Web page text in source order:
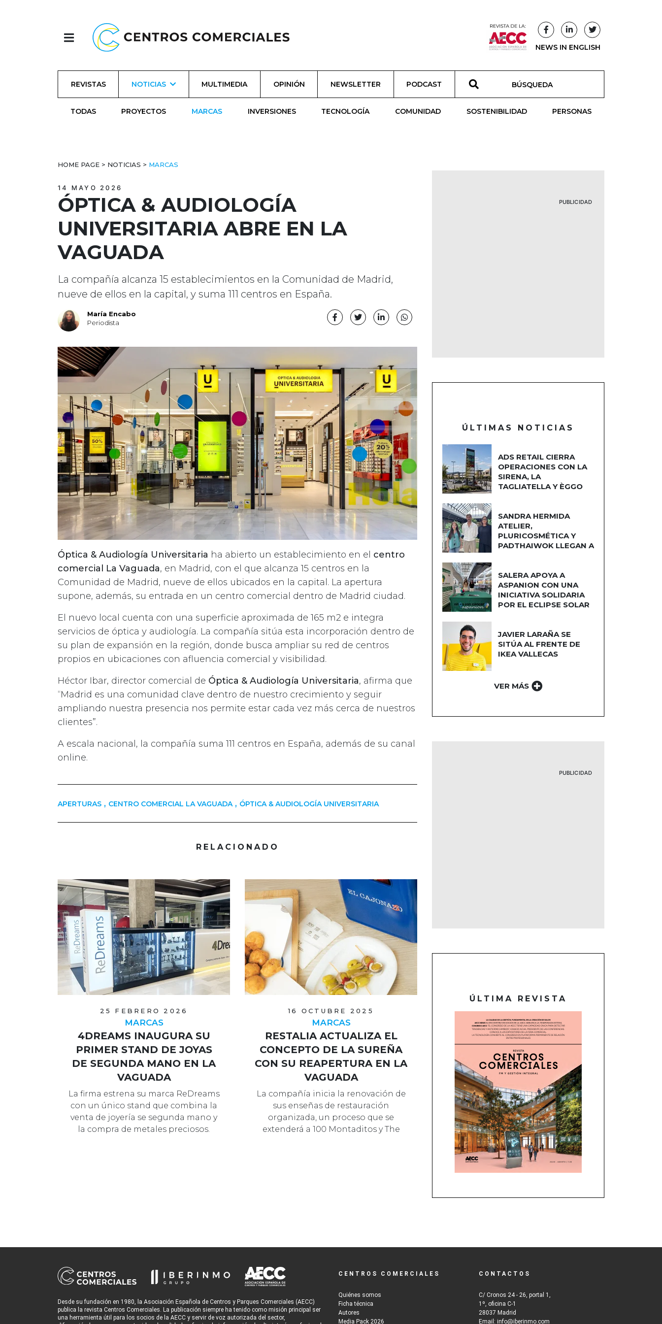
NEWS IN ENGLISH
REVISTAS NOTICIAS MULTIMEDIA OPINIÓN NEWSLETTER PODCAST
TODAS PROYECTOS MARCAS INVERSIONES TECNOLOGÍA COMUNIDAD SOSTENIBILIDAD PERSONAS
HOME PAGE > NOTICIAS > MARCAS
14 MAYO 2026
ÓPTICA & AUDIOLOGÍA
UNIVERSITARIA ABRE EN LA
VAGUADA
La compañía alcanza 15 establecimientos en la Comunidad de Madrid,
nueve de ellos en la capital, y suma 111 centros en España.
María Encabo
Periodista
Óptica & Audiología Universitaria ha abierto un establecimiento en el centro
comercial La Vaguada, en Madrid, con el que alcanza 15 centros en la
Comunidad de Madrid, nueve de ellos ubicados en la capital. La apertura
supone, además, su entrada en un centro comercial dentro de Madrid ciudad.
El nuevo local cuenta con una superficie aproximada de 165 m2 e integra
servicios de óptica y audiología. La compañía sitúa esta incorporación dentro de
su plan de expansión en la región, donde busca ampliar su red de centros
propios en ubicaciones con afluencia comercial y visibilidad.
Héctor Ibar, director comercial de Óptica & Audiología Universitaria, afirma que
“Madrid es una comunidad clave dentro de nuestro crecimiento y seguir
ampliando nuestra presencia nos permite estar cada vez más cerca de nuestros
clientes”.
A escala nacional, la compañía suma 111 centros en España, además de su canal
online.
APERTURAS , CENTRO COMERCIAL LA VAGUADA , ÓPTICA & AUDIOLOGÍA UNIVERSITARIA
RELACIONADO
25 FEBRERO 2026
MARCAS
4DREAMS INAUGURA SU
PRIMER STAND DE JOYAS
DE SEGUNDA MANO EN LA
VAGUADA
La firma estrena su marca ReDreams
con un único stand que combina la
venta de joyería se segunda mano y
la compra de metales preciosos.
16 OCTUBRE 2025
MARCAS
RESTALIA ACTUALIZA EL
CONCEPTO DE LA SUREÑA
CON SU REAPERTURA EN LA
VAGUADA
La compañía inicia la renovación de
sus enseñas de restauración
organizada, un proceso que se
extenderá a 100 Montaditos y The
PUBLICIDAD
ÚLTIMAS NOTICIAS
ADS RETAIL CIERRA
OPERACIONES CON LA
SIRENA, LA
TAGLIATELLA Y ÈGGO
SANDRA HERMIDA
ATELIER,
PLURICOSMÉTICA Y
PADTHAIWOK LLEGAN A
SALERA APOYA A
ASPANION CON UNA
INICIATIVA SOLIDARIA
POR EL ECLIPSE SOLAR
JAVIER LARAÑA SE
SITÚA AL FRENTE DE
IKEA VALLECAS
VER MÁS
PUBLICIDAD
ÚLTIMA REVISTA
Desde su fundación en 1980, la Asociación Española de Centros y Parques Comerciales (AECC)
publica la revista Centros Comerciales. La publicación siempre ha tenido como misión principal ser
una herramienta útil para los socios de la AECC y servir de voz autorizada del sector,
CENTROS COMERCIALES
Quiénes somos
Ficha técnica
Autores
Media Pack 2026
CONTACTOS
C/ Cronos 24 - 26, portal 1,
1º, oficina C-1
28037 Madrid
Email: info@iberinmo.com